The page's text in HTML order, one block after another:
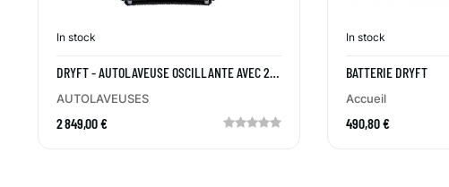
In stock
DRYFT - AUTOLAVEUSE OSCILLANTE AVEC 2
AUTOLAVEUSES
2 849,00 €
In stock
BATTERIE DRYFT
Accueil
490,80 €